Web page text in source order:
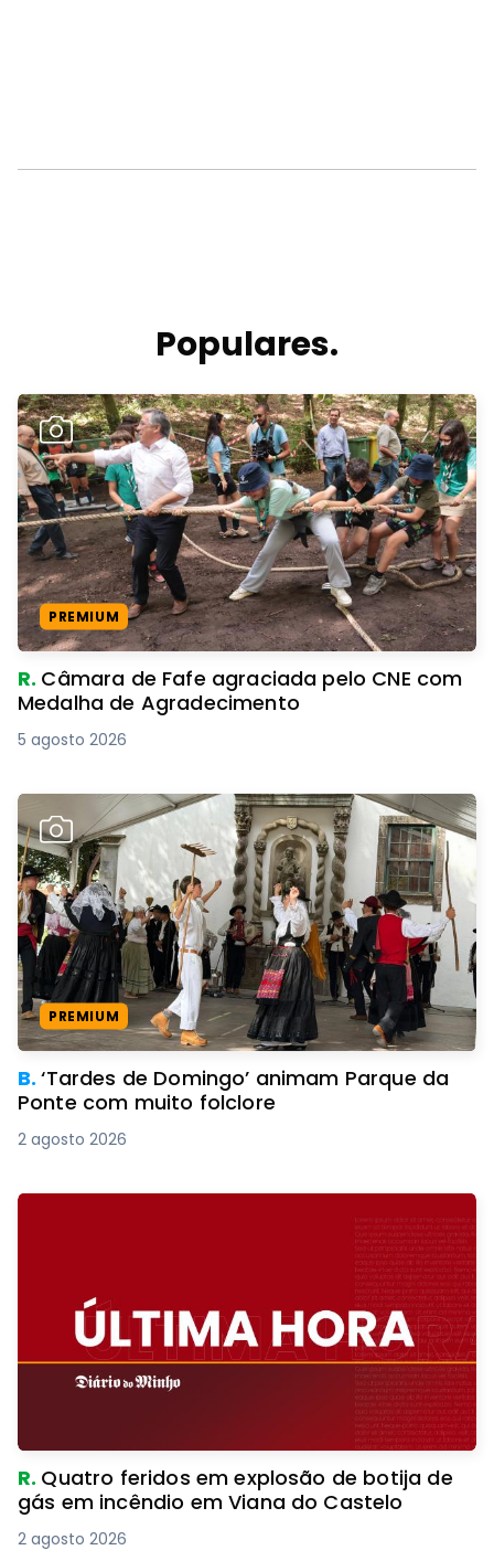
Populares.
PREMIUM
R. Câmara de Fafe agraciada pelo CNE com
Medalha de Agradecimento
5 agosto 2026
PREMIUM
B.‘Tardes de Domingo’ animam Parque da
Ponte com muito folclore
2 agosto 2026
R. Quatro feridos em explosão de botija de
gás em incêndio em Viana do Castelo
2 agosto 2026